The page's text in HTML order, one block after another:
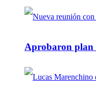
Aprobaron plan